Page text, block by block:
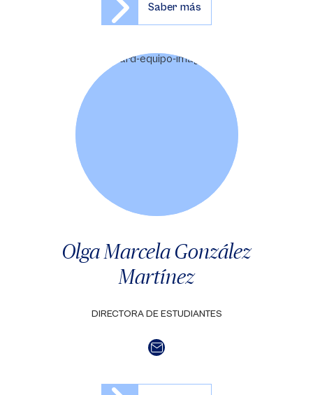
Saber más
Olga Marcela González
Martínez
DIRECTORA DE ESTUDIANTES